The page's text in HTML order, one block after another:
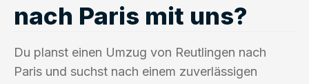
nach Paris mit uns?
Du planst einen Umzug von Reutlingen nach
Paris und suchst nach einem zuverlässigen